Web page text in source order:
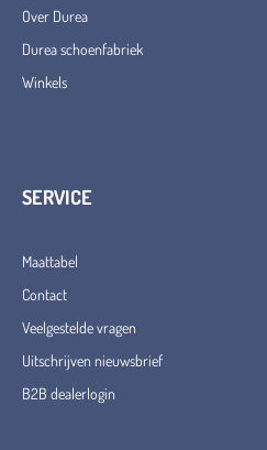
Over Durea
Durea schoenfabriek
Winkels
SERVICE
Maattabel
Contact
Veelgestelde vragen
Uitschrijven nieuwsbrief
B2B dealerlogin